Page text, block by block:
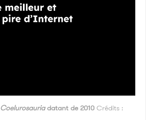
Coelurosauriadatant de 2010 Crédits :